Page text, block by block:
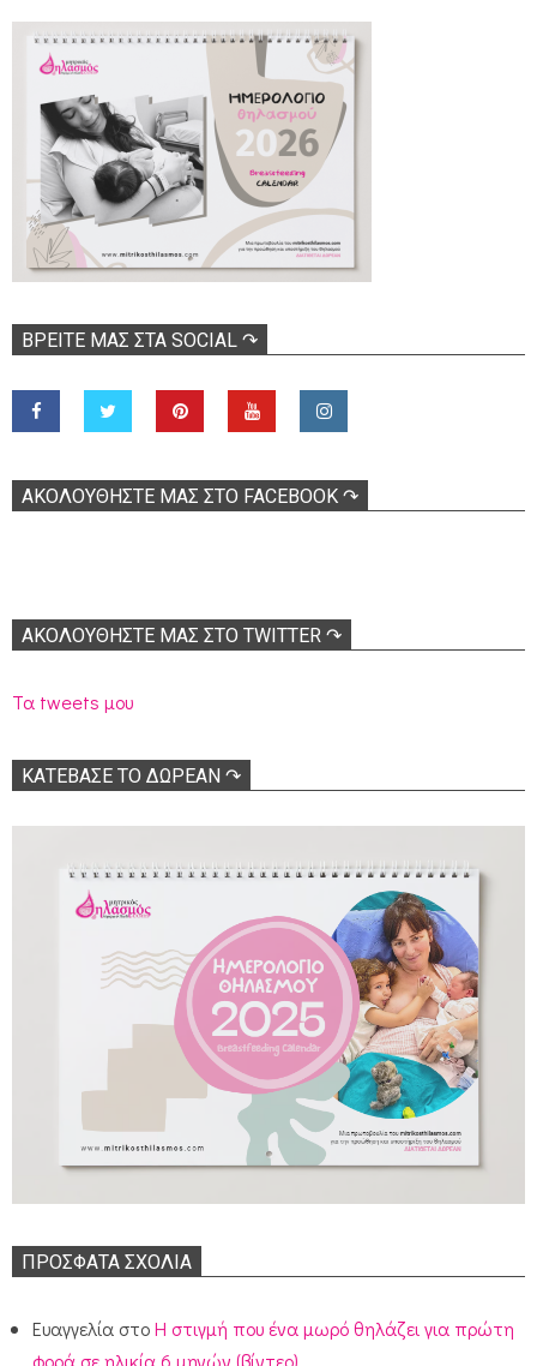
ΒΡΕΊΤΕ ΜΑΣ ΣΤΑ SOCIAL ↷
ΑΚΟΛOΥΘΉΣΤΕ ΜΑΣ ΣΤΟ FACEBOOK ↷
ΑΚΟΛΟΥΘΉΣΤΕ ΜΑΣ ΣΤΟ TWITTER ↷
Τα tweets μου
ΚΑΤΕΒΑΣΕ ΤΟ ΔΩΡΕΑΝ ↷
ΠΡΌΣΦΑΤΑ ΣΧΌΛΙΑ
Ευαγγελία στοΗ στιγμή που ένα μωρό θηλάζει για πρώτη
φορά σε ηλικία 6 μηνών (βίντεο)